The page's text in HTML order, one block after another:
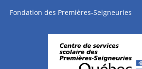
Fondation des Premières-Seigneuries